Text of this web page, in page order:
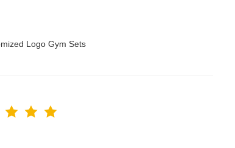
Logo Gym Sets